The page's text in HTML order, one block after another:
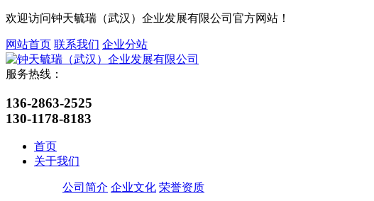
欢迎访问钟天毓瑞（武汉）企业发展有限公司官方网站！
网站首页 联系我们 企业分站
服务热线：
136-2863-2525
130-1178-8183
首页
关于我们
公司简介 企业文化 荣誉资质